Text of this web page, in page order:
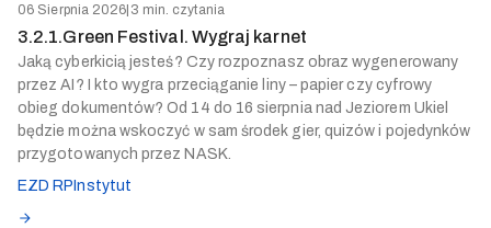
06 Sierpnia 2026| 3 min. czytania
3.2.1.Green Festival. Wygraj karnet
Jaką cyberkicią jesteś? Czy rozpoznasz obraz wygenerowany
przez AI? I kto wygra przeciąganie liny – papier czy cyfrowy
obieg dokumentów? Od 14 do 16 sierpnia nad Jeziorem Ukiel
będzie można wskoczyć w sam środek gier, quizów i pojedynków
przygotowanych przez NASK.
EZD RP Instytut